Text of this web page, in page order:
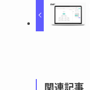
関連記事